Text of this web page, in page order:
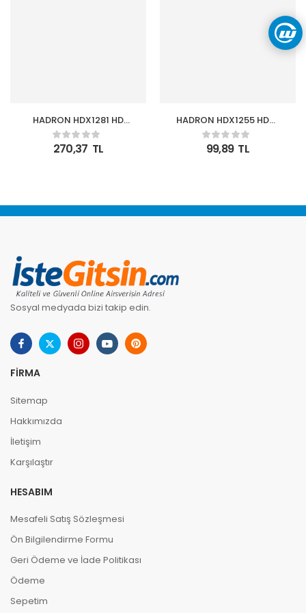
HADRON HDX1281 HD
VIDEO CONVERTOR
HDMI (IN) TO AV (OUT)
BEYAZ
270,37 TL
HADRON HDX1255 HDMI
(M) TO DVI (F)
ADAPTÖR 24+5 SİYAH
99,89 TL
Sosyal medyada bizi takip edin.
FIRMA
Sitemap
Hakkımızda
İletişim
Karşılaştır
HESABIM
Mesafeli Satış Sözleşmesi
Ön Bilgilendirme Formu
Geri Ödeme ve İade Politikası
Ödeme
Sepetim